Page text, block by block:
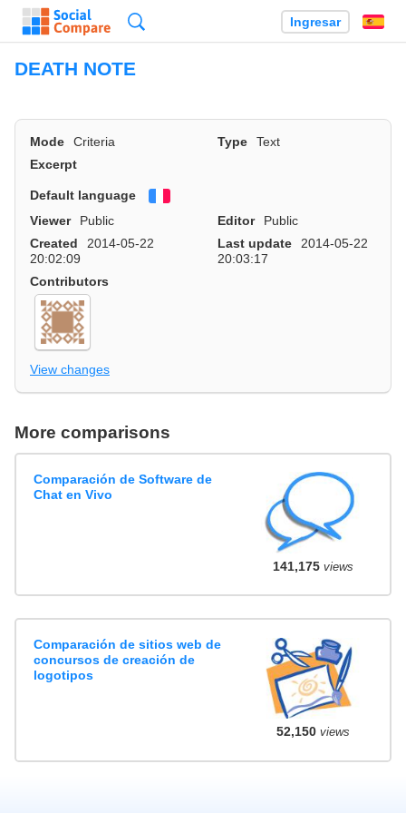
Ingresar
DEATH NOTE
Mode Criteria Type
Text
Excerpt
Default language
Viewer
Public Editor
Public
Created
2014-05-22
20:02:09
Last update
2014-05-22
20:03:17
Contributors
View changes
More comparisons
Comparación de Software de
Chat en Vivo
141,175views
Comparación de sitios web de
concursos de creación de
logotipos
52,150views